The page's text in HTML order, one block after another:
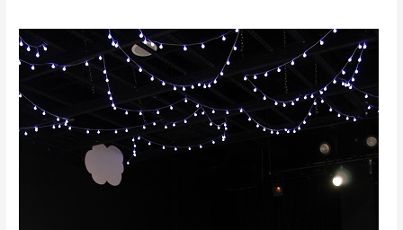
Teatr
Niewielki
swoją
działalność!!!!